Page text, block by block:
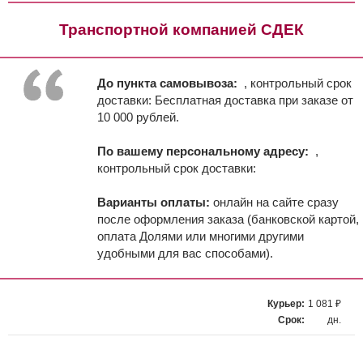
Транспортной компанией СДЕК
До пункта самовывоза: , контрольный срок
доставки: Бесплатная доставка при заказе от
10 000 рублей.
По вашему персональному адресу: ,
контрольный срок доставки:
Варианты оплаты: онлайн на сайте сразу
после оформления заказа (банковской картой,
оплата Долями или многими другими
удобными для вас способами).
Курьер:
Срок:
1 081 ₽
дн.